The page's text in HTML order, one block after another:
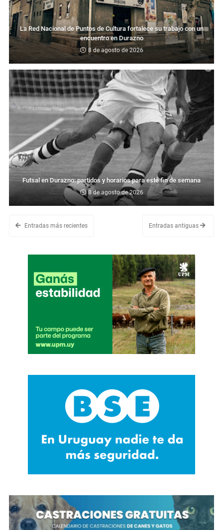
La Red Nacional de Puntos de Cultura fortalece su trabajo con un
encuentro en Durazno
8 de agosto de 2026
Futsal en Durazno: partidos y horarios para este fin de semana
8 de agosto de 2026
Entradas más recientes Entradas antiguas